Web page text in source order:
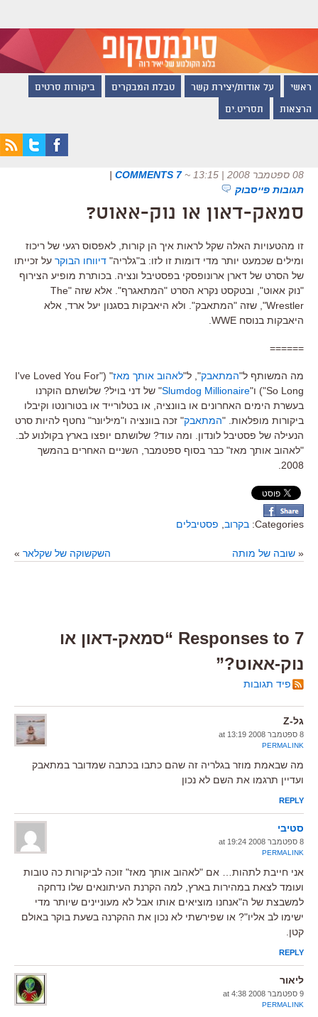
ראשי על אודות/יצירת קשר טבלת המבקרים ביקורות סרטים
הרצאות תסריט.ים
08 ספטמבר 2008 | 13:15 ~
7 COMMENTS
|
תגובות פייסבוק
סמאק-דאון או נוק-אאוט?
זו מהטעויות האלה שקל לראות איך הן קורות, לאפסוס רגעי של ריכוז
ומילים שכמעט יותר מדי דומות זו לזו: ב"גלריה" דיווחו הבוקר על זכייתו
של הסרט של דארן ארונופסקי בפסטיבל ונציה. בכותרת מופיע הצירוף
"נוק אאוט", ובטקסט נקרא הסרט "המתאגרף". אלא שזה "The
Wrestler", שזה "המתאבק". ולא היאבקות בסגנון יעל ארד, אלא
היאבקות בנוסח WWE.
======
מה המשותף ל"המתאבק", ל"לאהוב אותך מאז
" ("I've Loved You For
So Long") ו"
Slumdog Millionaire" של דני בויל? שלושתם הוקרנו
בעשרת הימים האחרונים או בוונציה, או בטלורייד או בטורונטו וקיבלו
ביקורות מופלאות. "המתאבק" זכה בוונציה ו"מיליונר" נחטף להיות סרט
הנעילה של פסטיבל לונדון. ומה עוד? שלושתם יופצו בארץ בקולנוע לב.
"לאהוב אותך מאז" כבר בסוף ספטמבר, השניים האחרים בהמשך
2008.
Categories: בקרוב פסטיבלים
« שובה של מותה השקשוקה של שקלאר »
7 Responses to “סמאק-דאון או
נוק-אאוט?”
פיד תגובות
גל-Z
8 ספטמבר 2008 at 13:19
PERMALINK
מה שבאמת מוזר בגלריה זה שהם כתבו בכתבה שמדובר במתאבק
ועדיין תרגמו את השם לא נכון
REPLY
סטיבי
8 ספטמבר 2008 at 19:24
PERMALINK
אני חייבת לתהות… אם "לאהוב אותך מאז" זוכה לביקורות כה טובות
ועומד לצאת במהירות בארץ, למה הקרנת העיתונאים שלו נדחקה
למשבצת של ה"אנחנו מוציאים אותו אבל לא מעוניינים שיותר מדי
ישימו לב אליו"? או שפירשתי לא נכון את ההקרנה בשעת בוקר באולם
קטן.
REPLY
ליאור
9 ספטמבר 2008 at 4:38
PERMALINK